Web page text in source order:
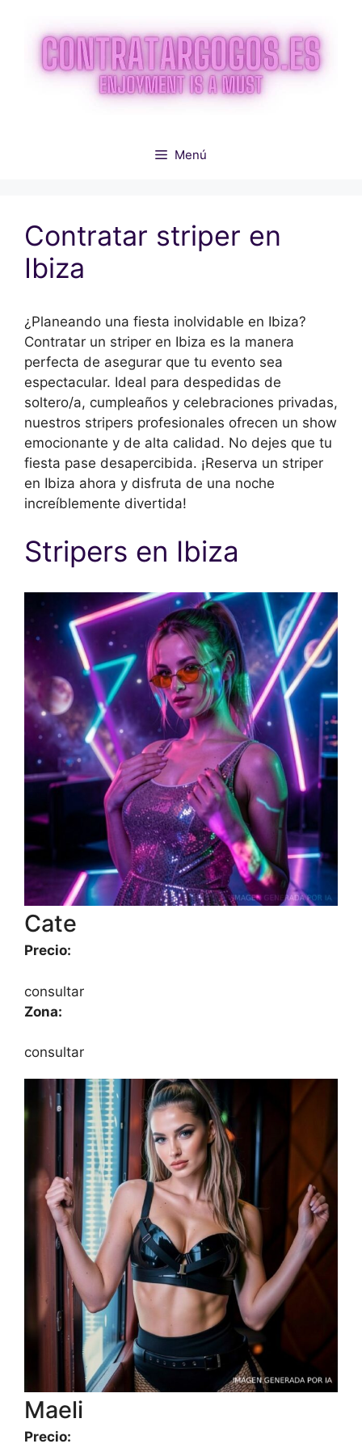
contenido
Menú
Contratar striper en
Ibiza
¿Planeando una fiesta inolvidable en Ibiza?
Contratar un striper en Ibiza es la manera
perfecta de asegurar que tu evento sea
espectacular. Ideal para despedidas de
soltero/a, cumpleaños y celebraciones privadas,
nuestros stripers profesionales ofrecen un show
emocionante y de alta calidad. No dejes que tu
fiesta pase desapercibida. ¡Reserva un striper
en Ibiza ahora y disfruta de una noche
increíblemente divertida!
Stripers en Ibiza
Cate
Precio:
consultar
Zona:
consultar
Maeli
Precio: